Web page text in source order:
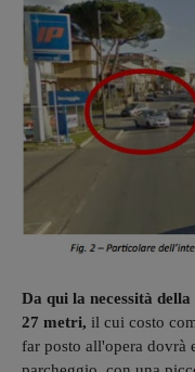
Da qui la necessità
27 metri, il cui costo
far posto all'opera dovrà